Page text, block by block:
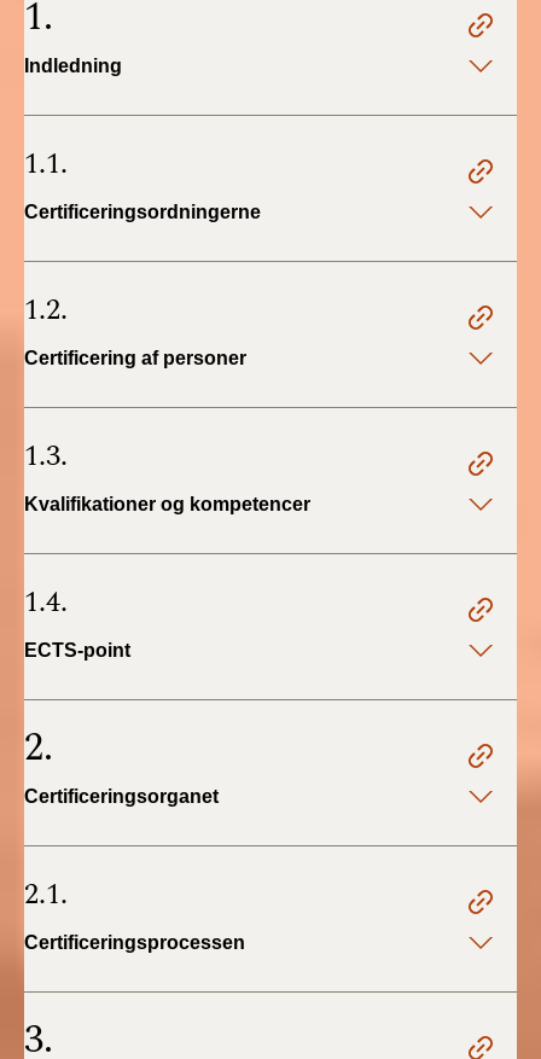
BR18 (1/1 - 30/6
2021)
2020)
BR18 (10/3-30/6
BR18 (1/1-9/3 2020)
BR18 (4/7-31/12
BR18 (1/1-4/7 2019)
BR18 (1/7-31/12
BR18 (1/1-30/6
Tidligere BR (1961-
1.
Indledning
1.1.
Certificeringsordningerne
1.2.
Certificering af personer
1.3.
Kvalifikationer og kompetencer
1.4.
ECTS-point
2.
Certificeringsorganet
2.1.
Certificeringsprocessen
3.